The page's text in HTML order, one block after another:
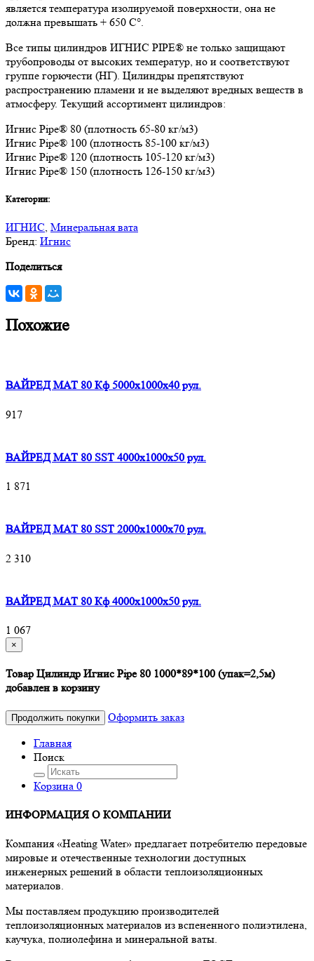
является температура изолируемой поверхности, она не
должна превышать + 650 C°.
Все типы цилиндров ИГНИС PIPE® не только защищают
трубопроводы от высоких температур, но и соответствуют
группе горючести (НГ). Цилиндры препятствуют
распространению пламени и не выделяют вредных веществ в
атмосферу. Текущий ассортимент цилиндров:
Игнис Pipe® 80 (плотность 65-80 кг/м3)
Игнис Pipe® 100 (плотность 85-100 кг/м3)
Игнис Pipe® 120 (плотность 105-120 кг/м3)
Игнис Pipe® 150 (плотность 126-150 кг/м3)
Категории:
ИГНИС, Минеральная вата
Бренд: Игнис
Поделиться
Похожие
ВАЙРЕД МАТ 80 Кф 5000x1000x40 рул.
917
ВАЙРЕД МАТ 80 SST 4000x1000x50 рул.
1 871
ВАЙРЕД МАТ 80 SST 2000x1000x70 рул.
2 310
ВАЙРЕД МАТ 80 Кф 4000x1000x50 рул.
1 067
×
Товар Цилиндр Игнис Pipe 80 1000*89*100 (упак=2,5м)
добавлен в корзину
Продолжить покупки
Оформить заказ
Главная
Поиск
Корзина 0
ИНФОРМАЦИЯ О КОМПАНИИ
Компания «Heating Water» предлагает потребителю передовые
мировые и отечественные технологии доступных
инженерных решений в области теплоизоляционных
материалов.
Мы поставляем продукцию производителей
теплоизоляционных материалов из вспененного полиэтилена,
каучука, полиолефина и минеральной ваты.